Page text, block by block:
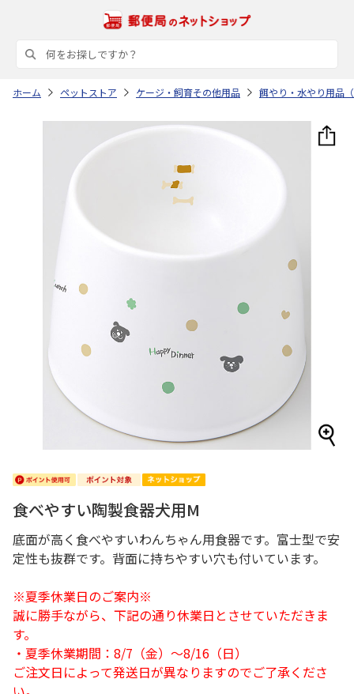
ホーム ペットストア ケージ・飼育その他用品 餌やり・水やり用品
食べやすい陶製食器犬用M
底面が高く食べやすいわんちゃん用食器です。富士型で安
定性も抜群です。背面に持ちやすい穴も付いています。
※夏季休業日のご案内※
誠に勝手ながら、下記の通り休業日とさせていただきま
す。
・夏季休業期間：8/7（金）～8/16（日）
ご注文日によって発送日が異なりますのでご了承くださ